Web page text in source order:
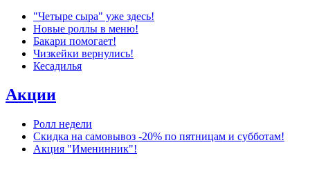
"Четыре сыра" уже здесь!
Новые роллы в меню!
Бакари помогает!
Чизкейки вернулись!
Кесадилья
Акции
Ролл недели
Скидка на самовывоз -20% по пятницам и субботам!
Акция "Именинник"!